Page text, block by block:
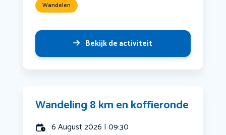
Wandelen
Bekijk de activiteit
Wandeling 8 km en koffieronde
6 August 2026 | 09:30